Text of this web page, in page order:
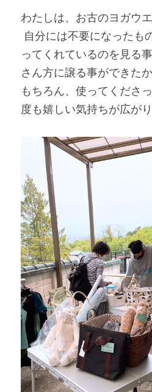
わたしは、お古のヨガウ
ってくれているのを見る
さん方に譲る事ができた
もちろん、使ってくださ
度も嬉しい気持ちが広がり